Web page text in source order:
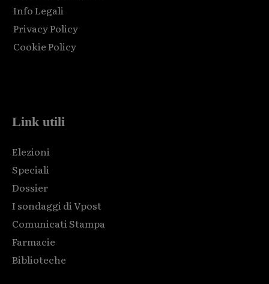
Info Legali
Privacy Policy
Cookie Policy
Link utili
Elezioni
Speciali
Dossier
I sondaggi di Vpost
Comunicati Stampa
Farmacie
Biblioteche